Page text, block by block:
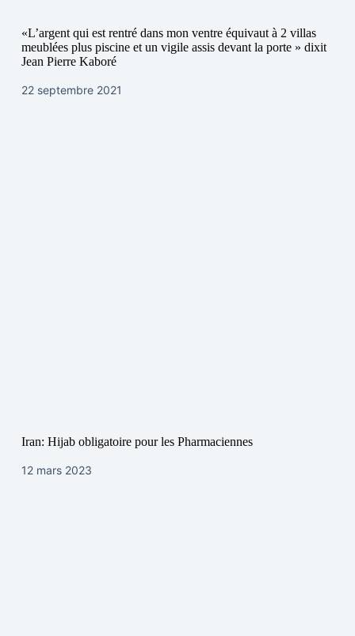
«L’argent qui est rentré dans mon ventre équivaut à 2 villas
meublées plus piscine et un vigile assis devant la porte » dixit
Jean Pierre Kaboré
22 septembre 2021
Iran: Hijab obligatoire pour les Pharmaciennes
12 mars 2023